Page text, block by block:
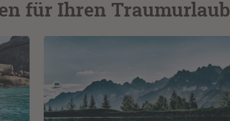
für Ihren Traumurlaub